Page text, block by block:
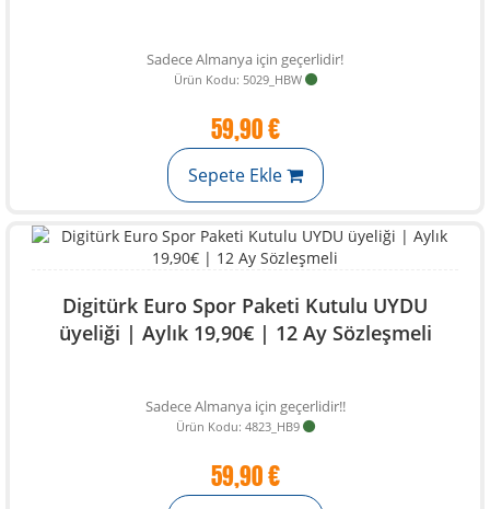
Sadece Almanya için geçerlidir!
Ürün Kodu: 5029_HBW
59,90 €
Sepete Ekle
Digitürk Euro Spor Paketi Kutulu UYDU
üyeliği | Aylık 19,90€ | 12 Ay Sözleşmeli
Sadece Almanya için geçerlidir!!
Ürün Kodu: 4823_HB9
59,90 €